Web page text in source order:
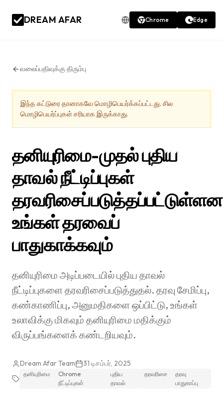
DREAM AFAR Chrome Edge
வலைப்பதிவுக்கு திரும்பு
இந்த கட்டுரை தானாகவே மொழிபெயர்க்கப்பட்டது. சில
மொழிபெயர்ப்புகள் சரியாக இருக்காது.
தனியுரிமை-முதல் புதிய
தாவல் நீட்டிப்புகள்
உங்கள் தரவைப்
பாதுகாக்கவும்
தனியுரிமை அடிப்படையில் புதிய தாவல்
நீட்டிப்புகளை தரவரிசைப்படுத்துதல். தரவு சேமிப்பு,
கண்காணிப்பு, அனுமதிகளை ஒப்பிட்டு, உங்கள்
உலாவிக்கு மிகவும் தனியுரிமை மதிக்கும்
விருப்பங்களைக் கண்டறியவும்.
Dream Afar Team 31 டிசம்பர், 2025
தனியுரிமை
Chrome
நீட்டிப்புகள்
புதிய
தாவல்
தரவரிசை
தரவு
பாதுகாப்பு